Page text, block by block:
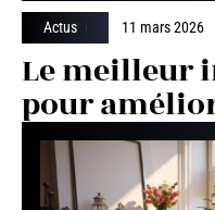
Actus 11 mars 2026
Le meilleur
pour